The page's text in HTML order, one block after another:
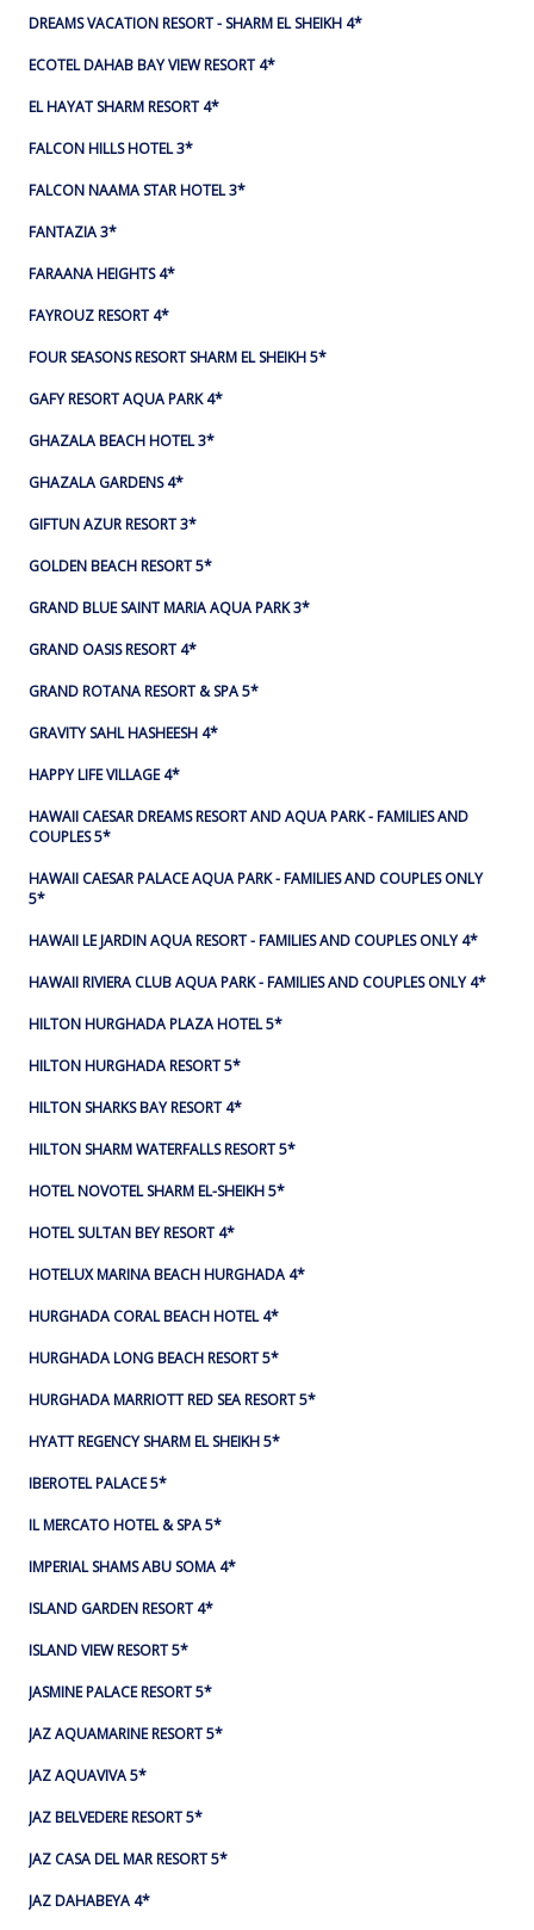
DREAMS VACATION RESORT - SHARM EL SHEIKH 4*
ECOTEL DAHAB BAY VIEW RESORT 4*
EL HAYAT SHARM RESORT 4*
FALCON HILLS HOTEL 3*
FALCON NAAMA STAR HOTEL 3*
FANTAZIA 3*
FARAANA HEIGHTS 4*
FAYROUZ RESORT 4*
FOUR SEASONS RESORT SHARM EL SHEIKH 5*
GAFY RESORT AQUA PARK 4*
GHAZALA BEACH HOTEL 3*
GHAZALA GARDENS 4*
GIFTUN AZUR RESORT 3*
GOLDEN BEACH RESORT 5*
GRAND BLUE SAINT MARIA AQUA PARK 3*
GRAND OASIS RESORT 4*
GRAND ROTANA RESORT & SPA 5*
GRAVITY SAHL HASHEESH 4*
HAPPY LIFE VILLAGE 4*
HAWAII CAESAR DREAMS RESORT AND AQUA PARK - FAMILIES AND
COUPLES 5*
HAWAII CAESAR PALACE AQUA PARK - FAMILIES AND COUPLES ONLY
5*
HAWAII LE JARDIN AQUA RESORT - FAMILIES AND COUPLES ONLY 4*
HAWAII RIVIERA CLUB AQUA PARK - FAMILIES AND COUPLES ONLY 4*
HILTON HURGHADA PLAZA HOTEL 5*
HILTON HURGHADA RESORT 5*
HILTON SHARKS BAY RESORT 4*
HILTON SHARM WATERFALLS RESORT 5*
HOTEL NOVOTEL SHARM EL-SHEIKH 5*
HOTEL SULTAN BEY RESORT 4*
HOTELUX MARINA BEACH HURGHADA 4*
HURGHADA CORAL BEACH HOTEL 4*
HURGHADA LONG BEACH RESORT 5*
HURGHADA MARRIOTT RED SEA RESORT 5*
HYATT REGENCY SHARM EL SHEIKH 5*
IBEROTEL PALACE 5*
IL MERCATO HOTEL & SPA 5*
IMPERIAL SHAMS ABU SOMA 4*
ISLAND GARDEN RESORT 4*
ISLAND VIEW RESORT 5*
JASMINE PALACE RESORT 5*
JAZ AQUAMARINE RESORT 5*
JAZ AQUAVIVA 5*
JAZ BELVEDERE RESORT 5*
JAZ CASA DEL MAR RESORT 5*
JAZ DAHABEYA 4*